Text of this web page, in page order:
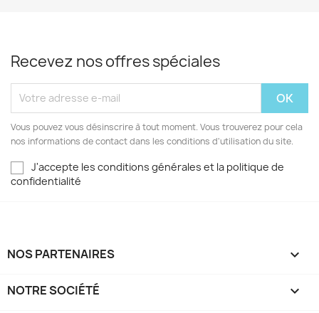
Recevez nos offres spéciales
Vous pouvez vous désinscrire à tout moment. Vous trouverez pour cela
nos informations de contact dans les conditions d'utilisation du site.
J'accepte les conditions générales et la politique de
confidentialité
NOS PARTENAIRES 
NOTRE SOCIÉTÉ 